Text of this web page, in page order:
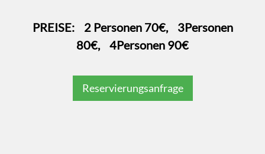
PREISE: 2 Personen 70€, 3Personen
80€, 4Personen 90€
Reservierungsanfrage